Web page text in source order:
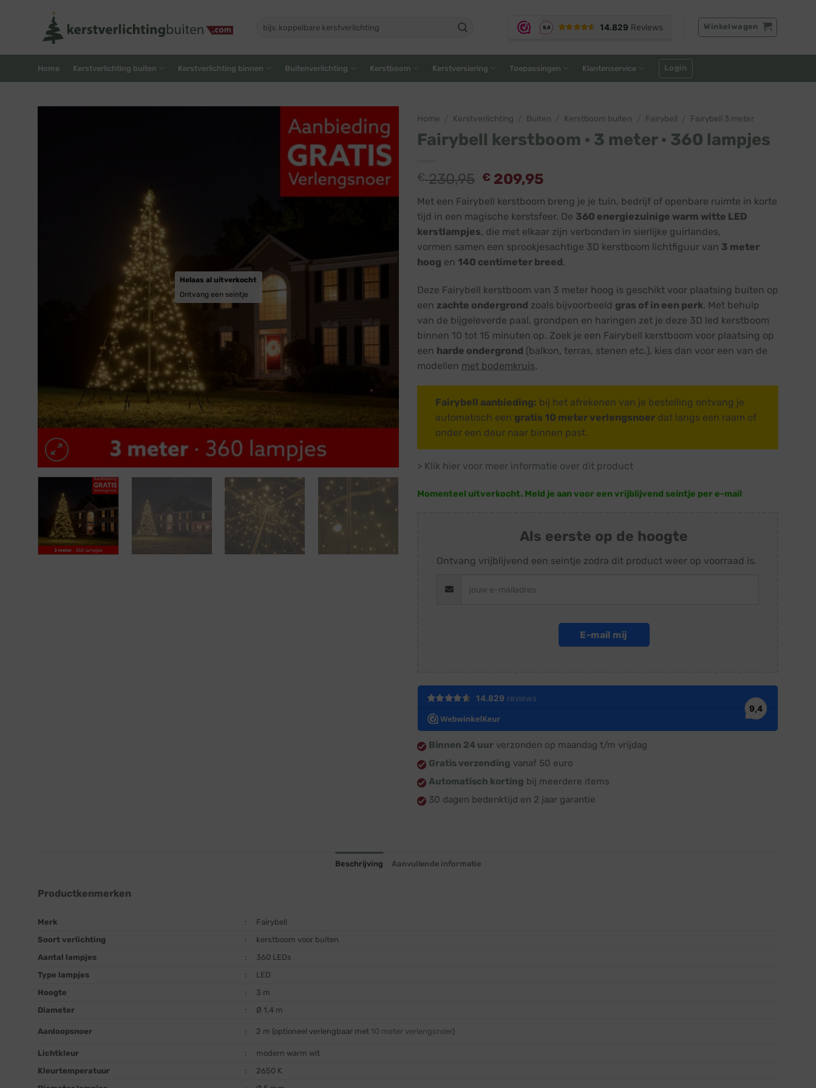
naar:
Winkelwagen
Home Kerstverlichting buiten Kerstverlichting binnen Buitenverlichting Kerstboom Kerstversiering Toepassingen Klantenservice Login
Helaas al uitverkocht
Ontvang een seintje
Home Kerstverlichting Buiten Kerstboom buiten Fairybell Fairybell 3 meter
Fairybell kerstboom · 3 meter · 360 lampjes
€230,95 Oorspronkelijke
was:
€ 230,95.
€ 209,95
is:
€ 209,95.
Met een Fairybell kerstboom breng je je tuin, bedrijf of openbare ruimte in korte
tijd in een magische kerstsfeer. De 360 energiezuinige warm witte LED
kerstlampjes, die met elkaar zijn verbonden in sierlijke guirlandes,
vormen samen een sprookjesachtige 3D kerstboom lichtfiguur van 3 meter
hoog en 140 centimeter breed.
Deze Fairybell kerstboom van 3 meter hoog is geschikt voor plaatsing buiten op
een zachte ondergrond zoals bijvoorbeeld gras of in een perk. Met behulp
van de bijgeleverde paal, grondpen en haringen zet je deze 3D led kerstboom
binnen 10 tot 15 minuten op. Zoek je een Fairybell kerstboom voor plaatsing op
een harde ondergrond (balkon, terras, stenen etc.), kies dan voor een van de
modellen met bodemkruis.
Fairybell aanbieding: bij het afrekenen van je bestelling ontvang je
automatisch een gratis 10 meter verlengsnoer dat langs een raam of
onder een deur naar binnen past.
> Klik hier voor meer informatie over dit product
Momenteel uitverkocht. Meld je aan voor een vrijblijvend seintje per e-mail
Als eerste op de hoogte
Ontvang vrijblijvend een seintje zodra dit product weer op voorraad is.
E-mail mij
Binnen 24 uur verzonden op maandag t/m vrijdag
Gratis verzending vanaf 50 euro
Automatisch korting bij meerdere items
30 dagen bedenktijd en 2 jaar garantie
Beschrijving Aanvullende informatie
Productkenmerken
Merk :
Fairybell
Soort verlichting
:
kerstboom voor buiten
Aantal lampjes
:
360 LEDs
Type lampjes
:
LED
Hoogte
:
3 m
Diameter
: Ø 1,4 m
Aanloopsnoer : 2 m (optioneel verlengbaar met 10 meter verlengsnoer)
Lichtkleur :
modern warm wit
Kleurtemperatuur
:
2650 K